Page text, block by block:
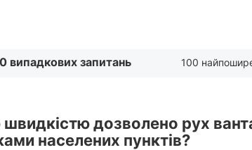
випадкових запитань 100
дозволено рух
населених пунктів?